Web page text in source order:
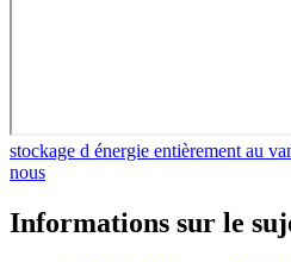
stockage d énergie entièrement au
nous
Informations sur le